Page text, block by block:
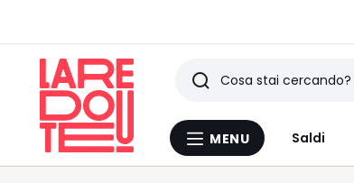
Menu
MENU Saldi
Ricerca
Ultimi
articoli